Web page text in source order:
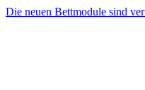
Zum
Die neuen Bettmodule sind